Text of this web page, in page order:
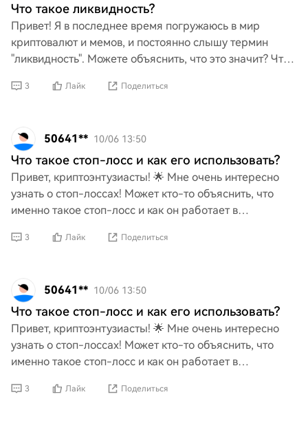
Что такое ликвидность?
Привет! Я в последнее время погружаюсь в мир
криптовалют и мемов, и постоянно слышу термин
"ликвидность". Можете объяснить, что это значит? Что
почему он
3 Лайк Поделиться
50641** 10/06 13:50
Что такое стоп-лосс и как его использовать?
Привет, криптоэнтузиасты! 🌟 Мне очень интересно
узнать о стоп-лоссах! Может кто-то объяснить, что
именно такое стоп-лосс и как он работает в
для управл
3 Лайк Поделиться
50641** 10/06 13:50
Что такое стоп-лосс и как его использовать?
Привет, криптоэнтузиасты! 🌟 Мне очень интересно
узнать о стоп-лоссах! Может кто-то объяснить, что
именно такое стоп-лосс и как он работает в
для управл
3 Лайк Поделиться